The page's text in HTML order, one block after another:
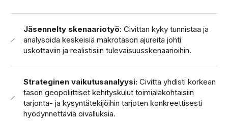
Jäsennelty skenaariotyö: Civittan kyky tunnistaa ja
analysoida keskeisiä makrotason ajureita johti
uskottaviin ja realistisiin tulevaisuusskenaarioihin.
Strateginen vaikutusanalyysi: Civitta yhdisti korkean
tason geopoliittiset kehityskulut toimialakohtaisiin
tarjonta- ja kysyntätekijöihin tarjoten konkreettisesti
hyödynnettäviä oivalluksia.